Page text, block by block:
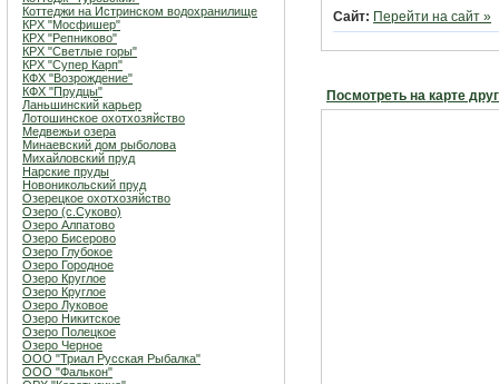
Коттеджи на Истринском водохранилище
КРХ "Мосфишер"
КРХ "Репниково"
КРХ "Светлые горы"
КРХ "Супер Карп"
КФХ "Возрождение"
КФХ "Прудцы"
Ланьшинский карьер
Лотошинское охотхозяйство
Медвежьи озера
Минаевский дом рыболова
Михайловский пруд
Нарские пруды
Новоникольский пруд
Озерецкое охотхозяйство
Озеро (c.Суково)
Озеро Алпатово
Озеро Бисерово
Озеро Глубокое
Озеро Городное
Озеро Круглое
Озеро Круглое
Озеро Луковое
Озеро Никитское
Озеро Полецкое
Озеро Черное
ООО "Триал Русская Рыбалка"
ООО "Фалькон"
Сайт: Перейти на сайт »
Посмотреть на карте